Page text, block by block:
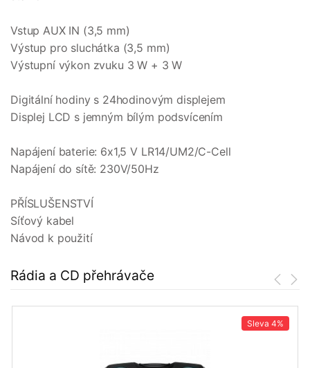
Vstup AUX IN (3,5 mm)
Výstup pro sluchátka (3,5 mm)
Výstupní výkon zvuku 3 W + 3 W
Digitální hodiny s 24hodinovým displejem
Displej LCD s jemným bílým podsvícením
Napájení baterie: 6x1,5 V LR14/UM2/C-Cell
Napájení do sítě: 230V/50Hz
PŘÍSLUŠENSTVÍ
Síťový kabel
Návod k použití
Rádia a CD přehrávače
Sleva 4%